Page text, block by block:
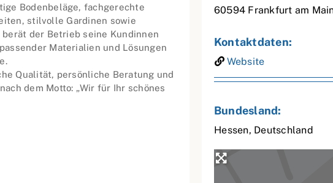
Bodenbeläge, fachgerechte
stilvolle Gardinen sowie
der Betrieb seine Kundinnen
Materialien und Lösungen
Qualität, persönliche Beratung und
dem Motto: „Wir für Ihr schönes
60594 Frankfurt am
Kontaktdaten:
Website
Bundesland:
Hessen, Deutschland